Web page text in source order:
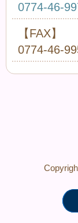
0774-46-
【FAX】
0774-46-